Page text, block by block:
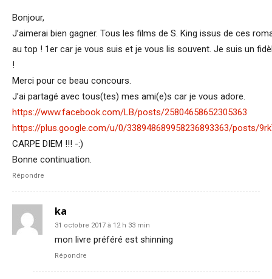
Bonjour,
J’aimerai bien gagner. Tous les films de S. King issus de ces
au top ! 1er car je vous suis et je vous lis souvent. Je suis un
!
Merci pour ce beau concours.
J’ai partagé avec tous(tes) mes ami(e)s car je vous adore.
https://www.facebook.com/LB/posts/25804658652305363
https://plus.google.com/u/0/338948689958236893363/posts/
CARPE DIEM !!! -:)
Bonne continuation.
Répondre
ka
31 octobre 2017 à 12 h 33 min
mon livre préféré est shinning
Répondre